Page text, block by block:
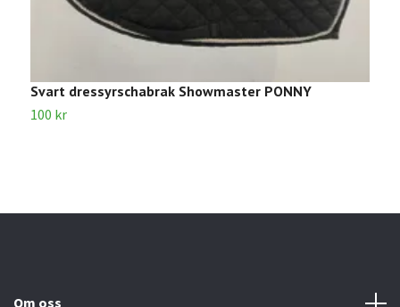
Svart dressyrschabrak Showmaster PONNY
100 kr
Om oss